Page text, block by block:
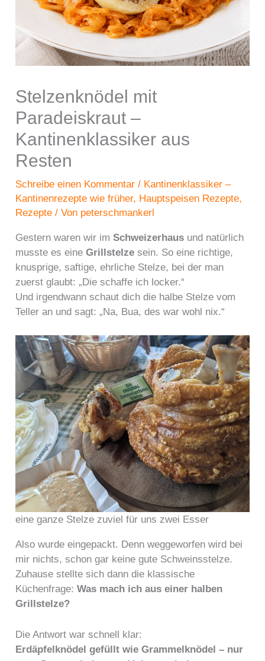
Stelzenknödel mit
Paradeiskraut –
Kantinenklassiker aus
Resten
Schreibe einen Kommentar / Kantinenklassiker –
Kantinenrezepte wie früher, Hauptspeisen Rezepte,
Rezepte / Von peterschmankerl
Gestern waren wir imSchweizerhaus und natürlich
musste es eineGrillstelze sein. So eine richtige,
knusprige, saftige, ehrliche Stelze, bei der man
zuerst glaubt: „Die schaffe ich locker.“
Und irgendwann schaut dich die halbe Stelze vom
Teller an und sagt: „Na, Bua, des war wohl nix.“
eine ganze Stelze zuviel für uns zwei Esser
Also wurde eingepackt. Denn weggeworfen wird bei
mir nichts, schon gar keine gute Schweinsstelze.
Zuhause stellte sich dann die klassische
Küchenfrage:Was mach ich aus einer halben
Grillstelze?
Die Antwort war schnell klar:
Erdäpfelknödel gefüllt wie Grammelknödel – nur